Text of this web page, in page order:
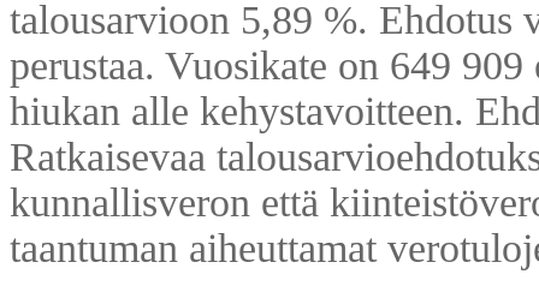
talousarvioon 5,89 %. Ehdotus
perustaa. Vuosikate on 649
hiukan alle kehystavoitteen.
Ratkaisevaa
kunnallisveron että
taantuman aiheuttamat